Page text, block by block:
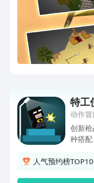
特工
动作冒
创新
种搭
场！
人气预约榜